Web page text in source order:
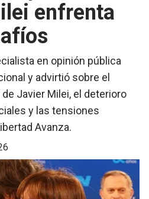
enfrenta
en opinión pública
y advirtió sobre el
Javier Milei, el deterioro
y las tensiones
Avanza.